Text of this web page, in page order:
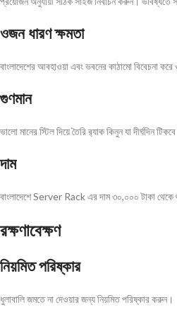
ওজন ধারণ ক্ষমতা
বাংলাদেশের আবহাওয়া এবং ভবনের কাঠামো বিবেচনা
গুণমান
ভালো মানের স্টিল দিয়ে তৈরি র‍্যাক কিনুন যা দীর্ঘদিন
দাম
বাংলাদেশে Server Rack এর দাম ৩০,০০০ টাকা থেকে
রক্ষণাবেক্ষণ
নিয়মিত পরিষ্কার
ধুলাবালি জমতে না দেওয়ার জন্য নিয়মিত পরিষ্কার করুন।